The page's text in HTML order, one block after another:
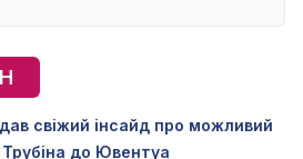
свіжий інсайд про можливий
до Ювентуа